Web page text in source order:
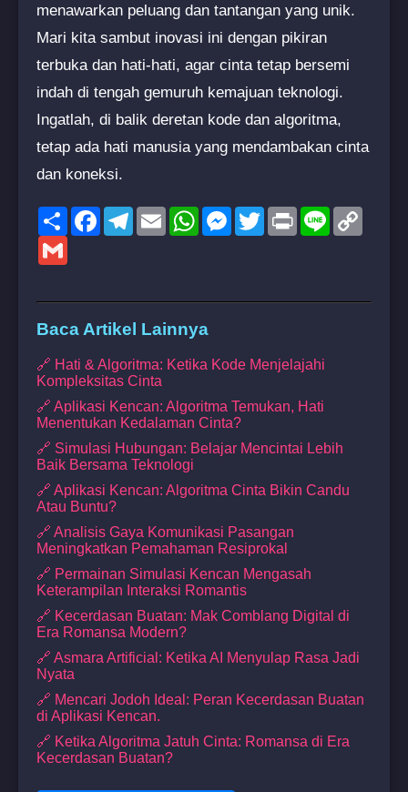
menawarkan peluang dan tantangan yang unik.
Mari kita sambut inovasi ini dengan pikiran
terbuka dan hati-hati, agar cinta tetap bersemi
indah di tengah gemuruh kemajuan teknologi.
Ingatlah, di balik deretan kode dan algoritma,
tetap ada hati manusia yang mendambakan cinta
dan koneksi.
ShareFacebookTelegram
EmailWhatsAppMessenger
TwitterPrint Line
Baca Artikel Lainnya
🔗 Hati & Algoritma: Ketika Kode Menjelajahi
Kompleksitas Cinta
🔗 Aplikasi Kencan: Algoritma Temukan, Hati
Menentukan Kedalaman Cinta?
🔗 Simulasi Hubungan: Belajar Mencintai Lebih
Baik Bersama Teknologi
🔗 Aplikasi Kencan: Algoritma Cinta Bikin Candu
Atau Buntu?
🔗 Analisis Gaya Komunikasi Pasangan
Meningkatkan Pemahaman Resiprokal
🔗 Permainan Simulasi Kencan Mengasah
Keterampilan Interaksi Romantis
🔗 Kecerdasan Buatan: Mak Comblang Digital di
Era Romansa Modern?
🔗 Asmara Artificial: Ketika AI Menyulap Rasa Jadi
Nyata
🔗 Mencari Jodoh Ideal: Peran Kecerdasan Buatan
di Aplikasi Kencan.
🔗 Ketika Algoritma Jatuh Cinta: Romansa di Era
Kecerdasan Buatan?